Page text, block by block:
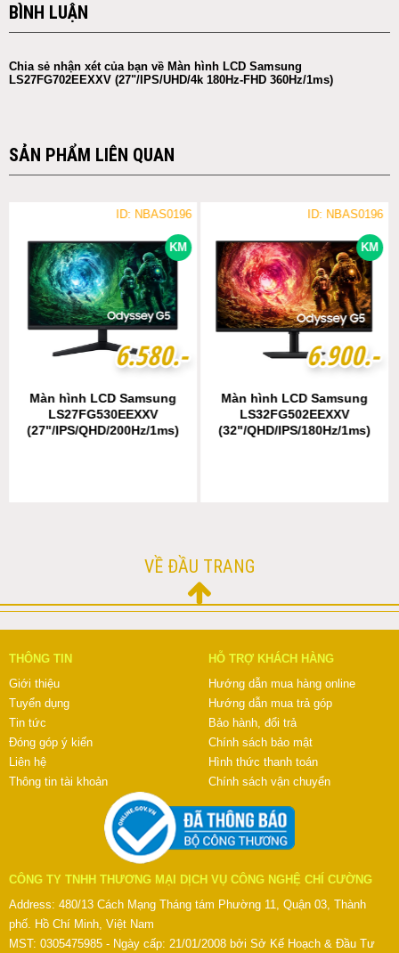
BÌNH LUẬN
Chia sẻ nhận xét của bạn về Màn hình LCD Samsung
LS27FG702EEXXV (27"/IPS/UHD/4k 180Hz-FHD 360Hz/1ms)
SẢN PHẨM LIÊN QUAN
KM
ID: NBAS0196
6.580.-
6.580.-
Màn hình LCD Samsung
LS27FG530EEXXV
(27"/IPS/QHD/200Hz/1ms)
KM
ID: NBAS0196
6.900.-
6.900.-
Màn hình LCD Samsung
LS32FG502EEXXV
(32"/QHD/IPS/180Hz/1ms)
VỀ ĐẦU TRANG
THÔNG TIN
Giới thiệu
Tuyển dụng
Tin tức
Đóng góp ý kiến
Liên hệ
Thông tin tài khoản
HỖ TRỢ KHÁCH HÀNG
Hướng dẫn mua hàng online
Hướng dẫn mua trả góp
Bảo hành, đổi trả
Chính sách bảo mật
Hình thức thanh toán
Chính sách vận chuyển
CÔNG TY TNHH THƯƠNG MẠI DỊCH VỤ CÔNG NGHỆ CHÍ CƯỜNG
Address: 480/13 Cách Mạng Tháng tám Phường 11, Quận 03, Thành
phố. Hồ Chí Minh, Việt Nam
MST: 0305475985 - Ngày cấp: 21/01/2008 bởi Sở Kế Hoạch & Đầu Tư